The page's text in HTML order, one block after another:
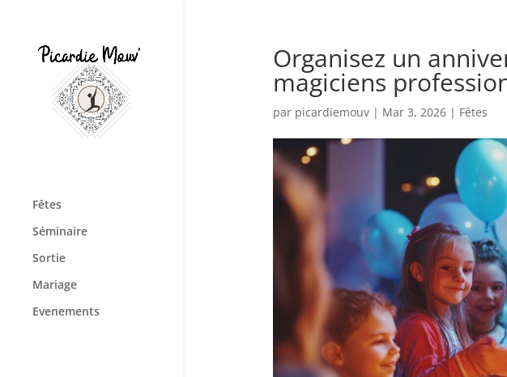
Fêtes
Séminaire
Sortie
Mariage
Evenements
Organisez un
magiciens
par picardiemouv| Mar 3, 2026| Fêtes